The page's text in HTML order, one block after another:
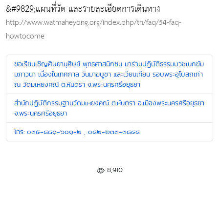
&#9829;แผนที่วัด และรายละเอียดการเดินทาง
http://www.watmaheyong.org/index.php/th/faq/54-faq-
howtocome
ขอเรียนเชิญศิษยานุศิษย์ พุทธศาสนิกชน มาร่วมปฏิบัติธรรมบวชเนกขัม
มภาวนา เนื่องในเทศกาล วันมาฆบูชา และเวียนเทียน รอบพระอุโบสถเก่า
ณ วัดมเหยงคณ์ ต.หันตรา จ.พระนครศรีอยุธยา
สำนักปฏิบัติกรรมฐานวัดมเหยงคณ์ ต.หันตรา อ.เมืองพระนครศรีอยุธยา
จ.พระนครศรีอยุธยา
โทร: ๐๓๕-๘๘๑-๖๐๑-๒ , ๐๘๒-๒๓๓-๓๘๔๘
8,910